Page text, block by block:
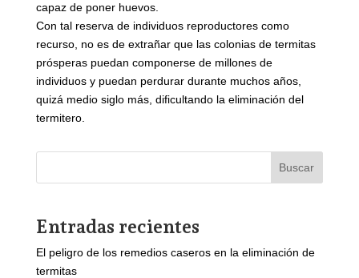
capaz de poner huevos.
Con tal reserva de individuos reproductores como
recurso, no es de extrañar que las colonias de termitas
prósperas puedan componerse de millones de
individuos y puedan perdurar durante muchos años,
quizá medio siglo más, dificultando la eliminación del
termitero.
Buscar
Entradas recientes
El peligro de los remedios caseros en la eliminación de
termitas